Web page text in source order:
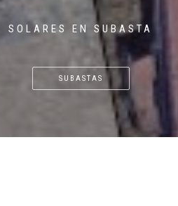
SOLARES EN SUBASTA
SUBASTAS